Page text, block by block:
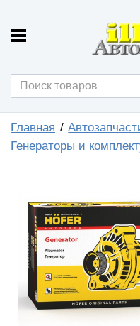
Главная
Генераторы и